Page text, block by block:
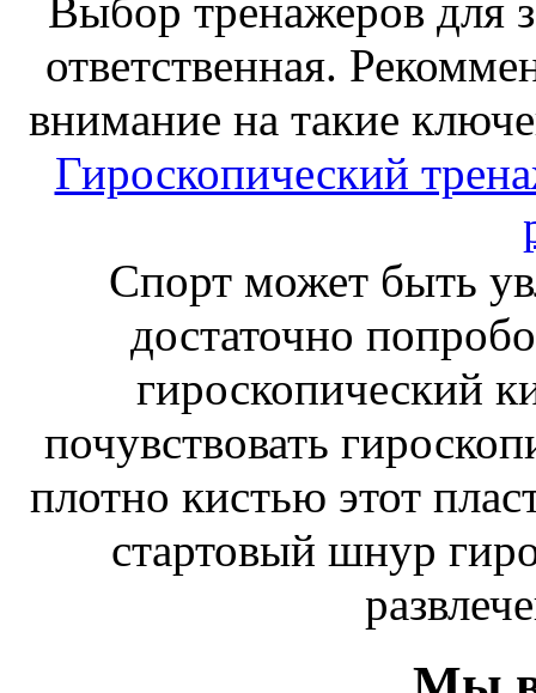
Выбор тренажеров для
ответственная.
внимание на такие
Гироскопический
Спорт может быть
достаточно
гироскопический
почувствовать
плотно кистью этот
стартовый шнур